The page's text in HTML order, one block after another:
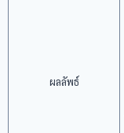
ผลลัพธ์